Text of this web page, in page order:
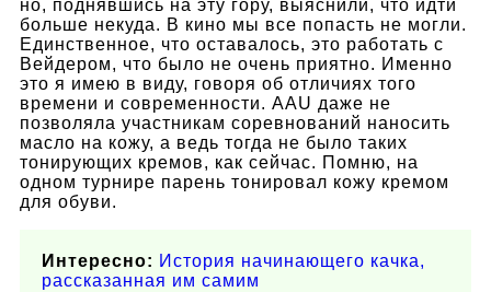
но, поднявшись на эту гору, выяснили, что идти
больше некуда. В кино мы все попасть не могли.
Единственное, что оставалось, это работать с
Вейдером, что было не очень приятно. Именно
это я имею в виду, говоря об отличиях того
времени и современности. AAU даже не
позволяла участникам соревнований наносить
масло на кожу, а ведь тогда не было таких
тонирующих кремов, как сейчас. Помню, на
одном турнире парень тонировал кожу кремом
для обуви.
Интересно: История начинающего качка,
рассказанная им самим